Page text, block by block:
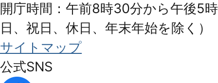
開庁時間：午前8時30分から午後5
日、祝日、休日、年末年始を除く）
サイトマップ
公式SNS